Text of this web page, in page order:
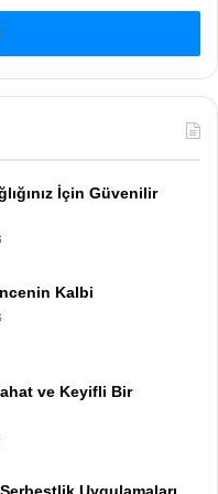
İçin Güvenilir
Kalbi
ve Keyifli Bir